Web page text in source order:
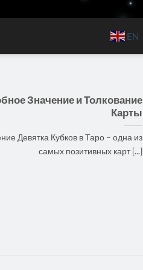
EN
Значение и Толкование
Карты
Девятка Кубков в Таро – одна из
самых позитивных карт [...]